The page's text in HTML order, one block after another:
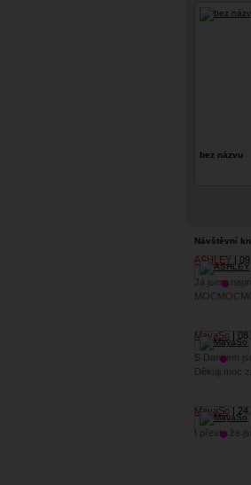
bez názvu
Návštěvní
ASHLEY
Já jsem
MayaSo
S Dankem
Děkuji moc
MayaSo
I přesto že